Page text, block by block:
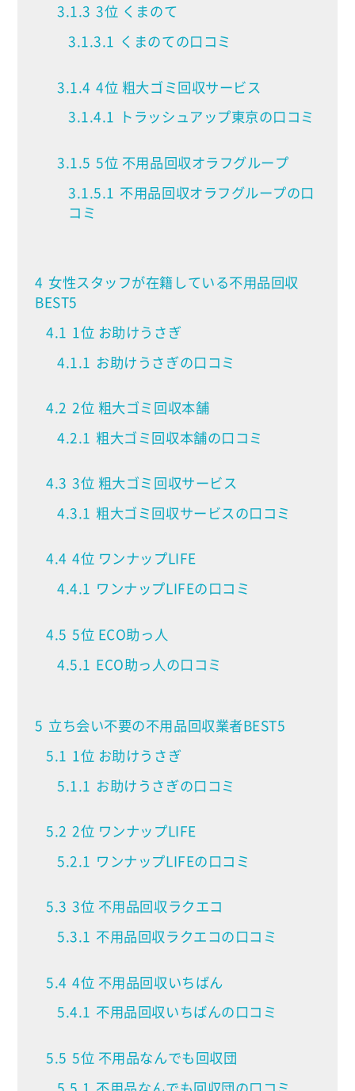
3.1.3 3位 くまのて
3.1.3.1 くまのての口コミ
3.1.4 4位 粗大ゴミ回収サービス
3.1.4.1 トラッシュアップ東京の口コミ
3.1.5 5位 不用品回収オラフグループ
3.1.5.1 不用品回収オラフグループの口
コミ
4 女性スタッフが在籍している不用品回収
BEST5
4.1 1位 お助けうさぎ
4.1.1 お助けうさぎの口コミ
4.2 2位 粗大ゴミ回収本舗
4.2.1 粗大ゴミ回収本舗の口コミ
4.3 3位 粗大ゴミ回収サービス
4.3.1 粗大ゴミ回収サービスの口コミ
4.4 4位 ワンナップLIFE
4.4.1 ワンナップLIFEの口コミ
4.5 5位 ECO助っ人
4.5.1 ECO助っ人の口コミ
5 立ち会い不要の不用品回収業者BEST5
5.1 1位 お助けうさぎ
5.1.1 お助けうさぎの口コミ
5.2 2位 ワンナップLIFE
5.2.1 ワンナップLIFEの口コミ
5.3 3位 不用品回収ラクエコ
5.3.1 不用品回収ラクエコの口コミ
5.4 4位 不用品回収いちばん
5.4.1 不用品回収いちばんの口コミ
5.5 5位 不用品なんでも回収団